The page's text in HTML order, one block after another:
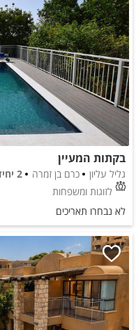
בקתות המעיין
גליל עליון כרם בן זמרה
2 יחידות
לזוגות ומשפחות
לא נבחרו תאריכים